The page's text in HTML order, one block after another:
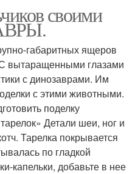
своими
габаритных ящеров
вытаращенными глазами
с динозаврами. Им
с этими животными.
поделку
Детали шеи, ног и
Тарелка покрывается
по гладкой
капельки, добавьте в нее